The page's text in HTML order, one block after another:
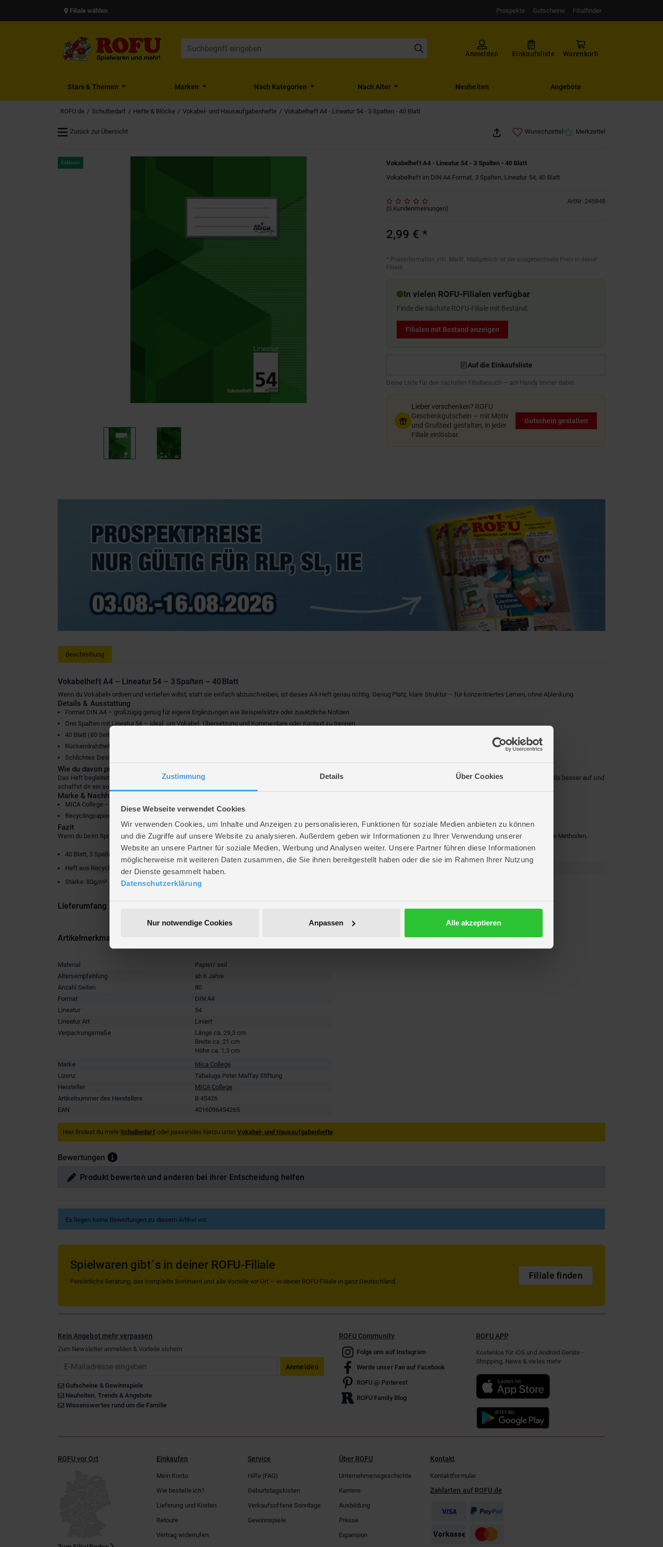
Zustimmung Details Über Cookies
Diese Webseite verwendet Cookies
Wir verwenden Cookies, um Inhalte und Anzeigen zu personalisieren, Funktionen für soziale Medien anbieten zu können
und die Zugriffe auf unsere Website zu analysieren. Außerdem geben wir Informationen zu Ihrer Verwendung unserer
Website an unsere Partner für soziale Medien, Werbung und Analysen weiter. Unsere Partner führen diese Informationen
möglicherweise mit weiteren Daten zusammen, die Sie ihnen bereitgestellt haben oder die sie im Rahmen Ihrer Nutzung
der Dienste gesammelt haben.
Datenschutzerklärung
Nur notwendige Cookies Anpassen Alle akzeptieren
Filiale wählen Prospekte Gutscheine Filialfinder
Anmelden Einkaufsliste Warenkorb
Stars & Themen Marken Nach Kategorien Nach Alter Neuheiten Angebote
ROFU.de Schulbedarf Hefte & Blöcke Vokabel- und Hausaufgabenhefte Vokabelheft A4 - Lineatur 54 - 3 Spalten - 40 Blatt
Zurück zur Übersicht Wunschzettel Merkzettel
Exklusiv
Vokabelheft A4 - Lineatur 54 - 3 Spalten - 40 Blatt
Vokabelheft im DIN A4 Format, 3 Spalten, Lineatur 54, 40 Blatt
ArtNr: 245848
(0 Kundenmeinungen)
2,99 € *
* Preisinformation inkl. MwSt. Maßgeblich ist der ausgezeichnete Preis in deiner
Filiale.
In vielen ROFU-Filialen verfügbar
Finde die nächste ROFU-Filiale mit Bestand:
Filialen mit Bestand anzeigen
Auf die Einkaufsliste
Deine Liste für den nächsten Filialbesuch — am Handy immer dabei.
Lieber verschenken? ROFU
Geschenkgutschein — mit Motiv
und Grußtext gestalten, in jeder
Filiale einlösbar.
Gutschein gestalten
Beschreibung
Vokabelheft A4 – Lineatur 54 – 3 Spalten – 40 Blatt
Wenn du Vokabeln ordnen und vertiefen willst, statt sie einfach abzuschreiben, ist dieses A4-Heft genau richtig. Genug Platz, klare Struktur – für konzentriertes Lernen, ohne Ablenkung.
Details & Ausstattung
Format DIN A4 – großzügig genug für eigene Ergänzungen wie Beispielsätze oder zusätzliche Notizen
Drei Spalten mit Lineatur 54 – ideal, um Vokabel, Übersetzung und Kommentare oder Kontext zu trennen
40 Blatt (80 Seiten) aus Recyclingpapier, 80 g/m² – umweltfreundlich und reißfest
Rückendrahtheftung – liegt flach auf, keine Sorge vor Eselsohren
Schlichtes Design – bringt guten Überblick ohne visuelle Störung
Wie du davon profitierst
Das Heft begleitet dich verlässlich durchs Lernen: Deine Vokabeln lassen sich übersichtlich festhalten, mit Platz für eigene Lernstrategien. Durch das A4-Format nimmst du Details besser auf und
schaffst dir ein solides Nachschlagewerk.
Marke & Nachhaltigkeit
MICA College – klassische Schulheft-Qualität, ohne unnötigen Schnickschnack
Recyclingpapier – ein nützlicher Schritt für Umweltbewusstsein in deinem Schulalltag
Fazit
Wenn du beim Sprachenlernen Struktur schätzt und gern mehr notierst als nur zwei Wörter, findest du hier ein zuverlässiges Vokabelheft. Klar, funktional – und mit Raum für deine Methoden.
40 Blatt, 3 Spalten
Heft aus Recyclingpapier
Stärke: 80g/m²
Lieferumfang
Artikelmerkmale
Material
Papier/-seil
Altersempfehlung
ab 6 Jahre
Anzahl Seiten
80
Format
DIN A4
Lineatur
54
Lineatur Art
Liniert
Verpackungsmaße
Länge ca. 29,3 cm
Breite ca. 21 cm
Höhe ca. 1,3 cm
Marke
Mica College
Lizenz
Tabaluga Peter Maffay Stiftung
Hersteller
MICA College
Artikelnummer des Herstellers
B 45426
EAN
4016096454265
Hier findest du mehr Schulbedarfoder passendes hierzu unter Vokabel- und Hausaufgabenhefte
Bewertungen
Produkt bewerten und anderen bei ihrer Entscheidung helfen
Es liegen keine Bewertungen zu diesem Artikel vor.
Spielwaren gibt´s in deiner ROFU-Filiale
Persönliche Beratung, das komplette Sortiment und alle Vorteile vor Ort — in deiner ROFU-Filiale in ganz Deutschland.
Filiale finden
Kein Angebot mehr verpassen
Zum Newsletter anmelden & Vorteile sichern
Anmelden
Gutscheine & Gewinnspiele
Neuheiten, Trends & Angebote
Wissenswertes rund um die Familie
ROFU Community
Folge uns auf Instagram
Werde unser Fan auf Facebook
ROFU @ Pinterest
ROFU Family Blog
ROFU APP
Kostenlos für iOS und Android Geräte -
Shopping, News & vieles mehr
ROFU vor Ort Einkaufen
Mein Konto
Wie bestelle ich?
Lieferung und Kosten
Retoure
Vertrag widerrufen
Service
Hilfe (FAQ)
Geburtstagskisten
Verkaufsoffene Sonntage
Gewinnspiele
Über ROFU
Unternehmensgeschichte
Karriere
Ausbildung
Presse
Expansion
Kontakt
Kontaktformular
Zahlarten auf ROFU.de